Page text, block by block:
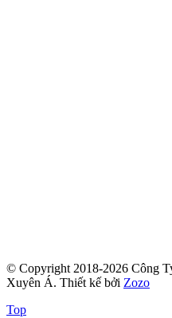
© Copyright 2018-2026 Công
Xuyên Á. Thiết kế bởi Zozo
Top